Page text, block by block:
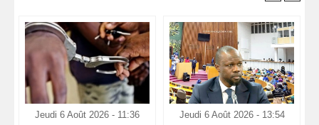
Jeudi 6 Août 2026 - 11:36 Jeudi 6 Août 2026 - 13:54